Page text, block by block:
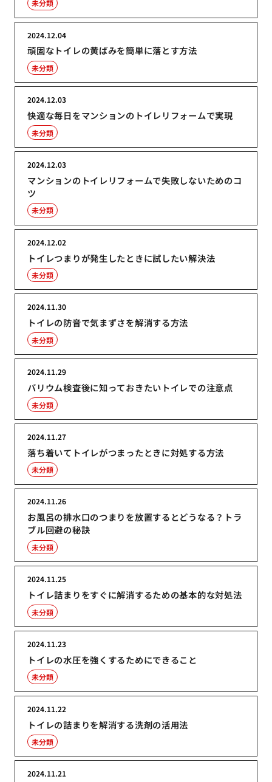
未分類
頑固なトイレの黄ばみを簡単に落とす方法
2024.12.04
未分類
快適な毎日をマンションのトイレリフォームで実現
2024.12.03
未分類
マンションのトイレリフォームで失敗しないためのコ
ツ
2024.12.03
未分類
トイレつまりが発生したときに試したい解決法
2024.12.02
未分類
トイレの防音で気まずさを解消する方法
2024.11.30
未分類
バリウム検査後に知っておきたいトイレでの注意点
2024.11.29
未分類
落ち着いてトイレがつまったときに対処する方法
2024.11.27
未分類
お風呂の排水口のつまりを放置するとどうなる？トラ
ブル回避の秘訣
2024.11.26
未分類
トイレ詰まりをすぐに解消するための基本的な対処法
2024.11.25
未分類
トイレの水圧を強くするためにできること
2024.11.23
未分類
トイレの詰まりを解消する洗剤の活用法
2024.11.22
未分類
2024.11.21